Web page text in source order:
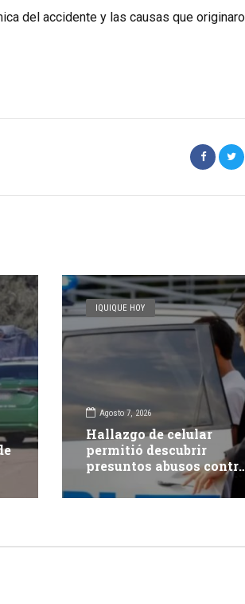
del accidente y las causas que
IQUIQUE HOY
Agosto 7, 2026
Hallazgo de celular
permitió descubrir
presuntos abusos
adolescente: dos
fueron detenidos